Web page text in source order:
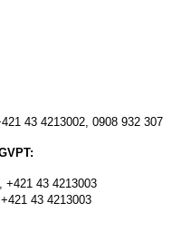
43 4213002, 0908 932 307
+421 43 4213003
+421 43 4213003